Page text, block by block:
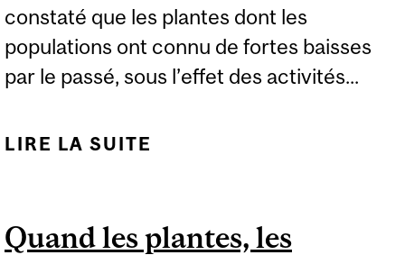
constaté que les plantes dont les
populations ont connu de fortes baisses
par le passé, sous l’effet des activités...
LIRE LA SUITE
DES DÉCLINS PASSÉS
Quand les plantes, les